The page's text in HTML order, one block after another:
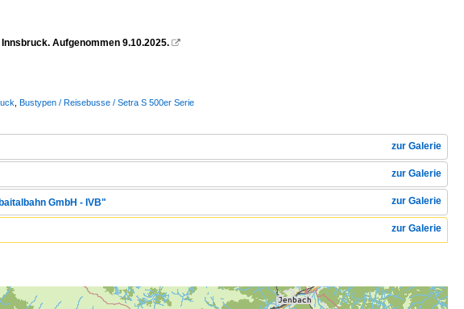
Aufgenommen 9.10.2025. 
Bustypen / Reisebusse / Setra S 500er Serie
zur Galerie
zur Galerie
zur Galerie
GmbH - IVB"
zur Galerie